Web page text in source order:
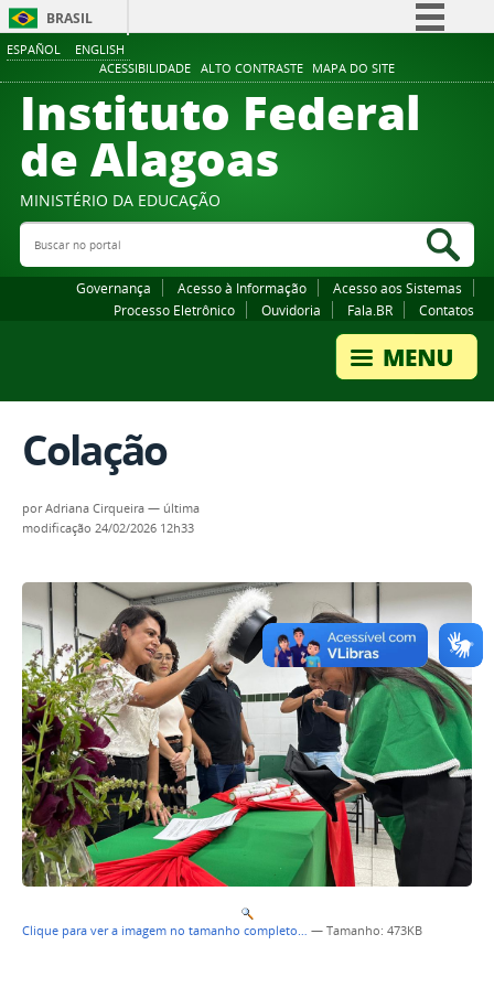
ESPAÑOL ENGLISH
ACESSIBILIDADE ALTO CONTRASTE MAPA DO SITE
BRASIL
Comunica BR
Participe
Canais
Instituto Federal
de Alagoas
MINISTÉRIO DA EDUCAÇÃO
Buscar no portal
Governança Acesso à Informação
Acesso aos Sistemas
Processo Eletrônico
Ouvidoria Fala.BR Contatos
Colação
porAdriana Cirqueira — última
modificação 24/02/2026 12h33
Clique para ver a imagem no tamanho completo… — Tamanho: 473KB